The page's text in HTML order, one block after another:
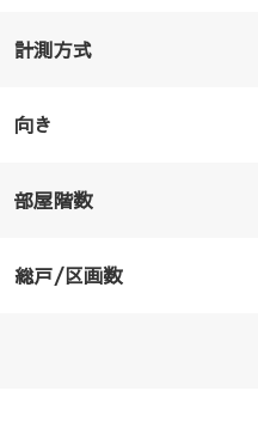
計測方式
向き
部屋階数
総戸/区画数